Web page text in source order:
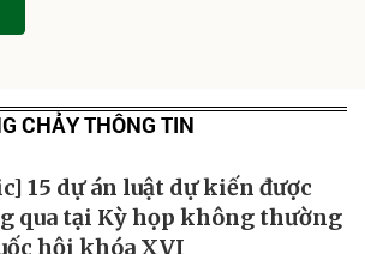
CHẢY THÔNG TIN
15 dự án luật dự kiến được
qua tại Kỳ họp không thường
hội khóa XVI